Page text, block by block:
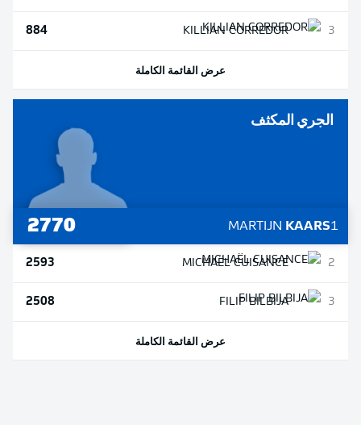
3
KILLIANCORREDOR
884
عرض القائمة الكاملة
الجري المكثف
1
MARTIJN KAARS
2770
2
MICHAËLCUISANCE
2593
3
FILIPBILBIJA
2508
عرض القائمة الكاملة